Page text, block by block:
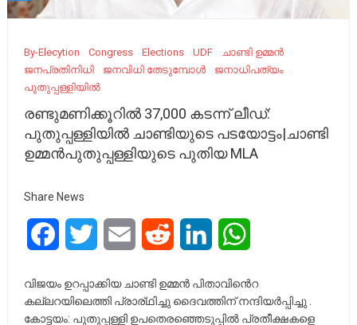
By-Elecytion Congress Elections UDF
ചാണ്ടി ഉമ്മൻ
ജനപ്രതിനിധി
ജനവിധി തേടുമ്പോൾ
ജനാധിപത്യം
പുതുപ്പള്ളിയിൽ
രണ്ടുമണിക്കൂറില്‍ 37,000 കടന്ന് ലീഡ്:
പുതുപ്പള്ളിയില്‍ ചാണ്ടിയുടെ പടയോട്ടം|ചാണ്ടി
ഉമ്മൻപുതുപ്പള്ളിയുടെ പുതിയ MLA
Share News
FacebookTwitter Email Reddit LinkedIn
വിജയം ഉറപ്പാക്കിയ ചാണ്ടി ഉമ്മൻ പിതാവിൻെറ
കല്ലറയിലെത്തി പ്രാര്ഥിച്ചു ദൈവത്തിന് നന്ദിയർപ്പിച്ചു .
കോട്ടയം: പുതുപ്പള്ളി ഉപതെരഞ്ഞെടുപ്പില്‍ പ്രതീക്ഷകളെ